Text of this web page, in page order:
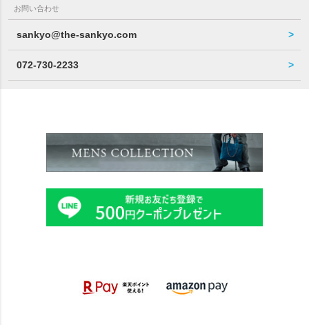
お問い合わせ
sankyo@the-sankyo.com
072-730-2233